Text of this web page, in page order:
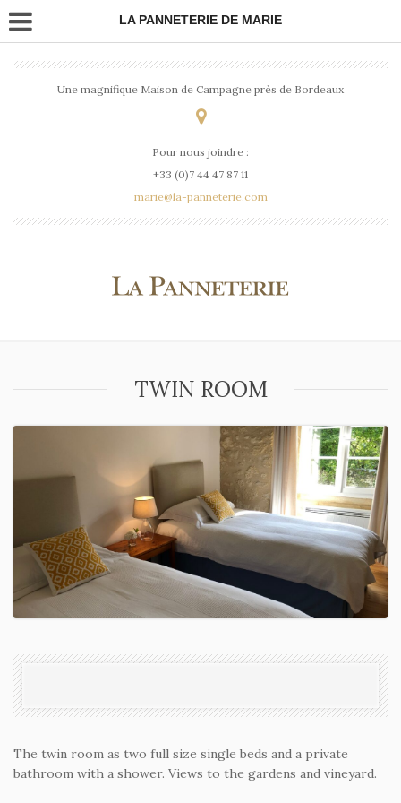
LA PANNETERIE DE MARIE
Une magnifique Maison de Campagne près de Bordeaux
Pour nous joindre :
+33 (0)7 44 47 87 11
marie@la-panneterie.com
TWIN ROOM
The twin room as two full size single beds and a private
bathroom with a shower. Views to the gardens and vineyard.